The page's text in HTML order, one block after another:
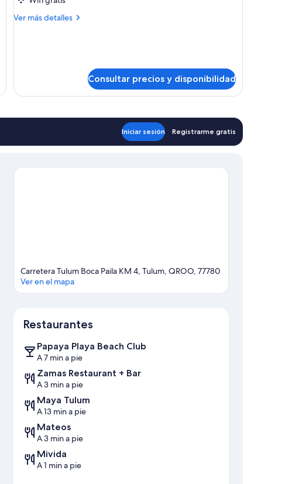
privado
Ver más detalles
Más
privado
Consultar precios y disponibilidad
Iniciar sesión Registrarme gratis
Carretera Tulum Boca Paila KM 4, Tulum, QROO, 77780
Ver en el mapa
Restaurantes
Papaya Playa Beach Club
A 7 min a pie
Zamas Restaurant + Bar
A 3 min a pie
Maya Tulum
A 13 min a pie
Mateos
A 3 min a pie
Mivida
A 1 min a pie